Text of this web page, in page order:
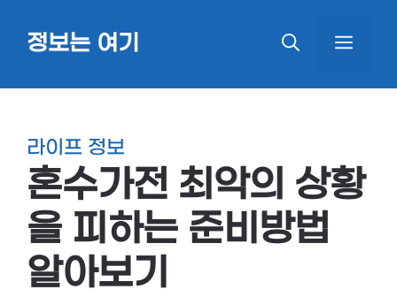
정보는 여기
라이프 정보
혼수가전 최악의 상황
을 피하는 준비방법
알아보기